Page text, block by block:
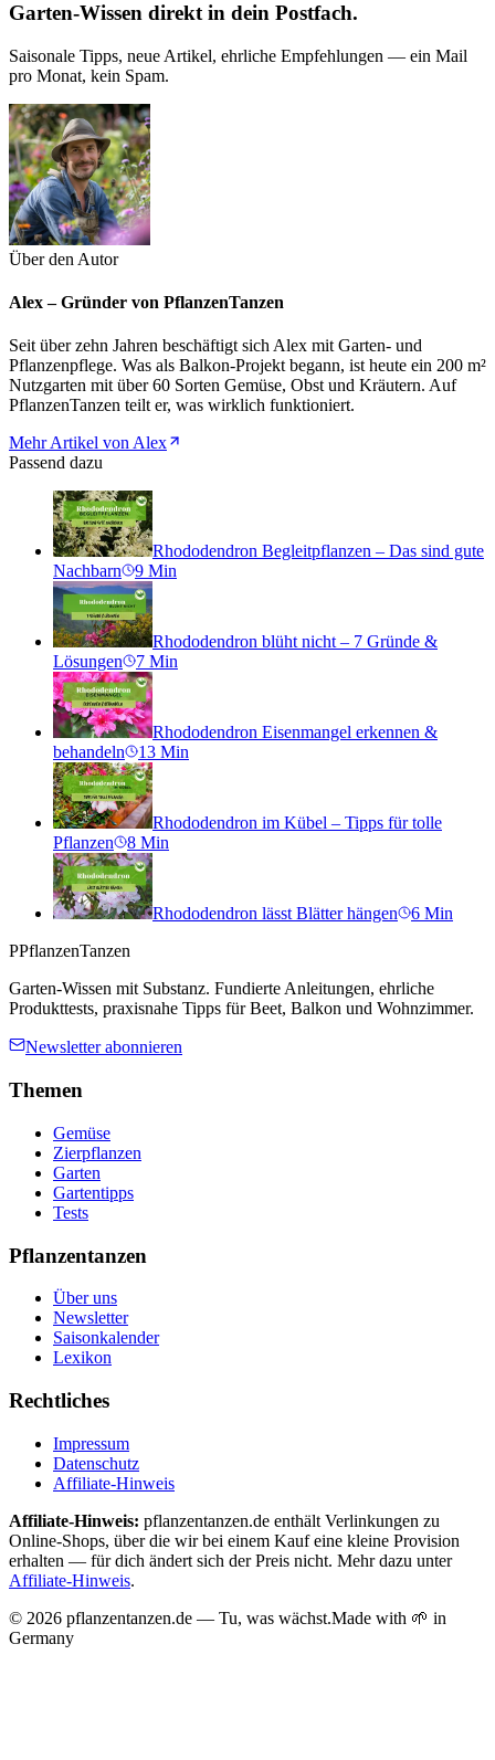
Garten-Wissen direkt in dein Postfach.
Saisonale Tipps, neue Artikel, ehrliche Empfehlungen — ein Mail
pro Monat, kein Spam.
Über den Autor
Alex – Gründer von PflanzenTanzen
Seit über zehn Jahren beschäftigt sich Alex mit Garten- und
Pflanzenpflege. Was als Balkon-Projekt begann, ist heute ein 200 m²
Nutzgarten mit über 60 Sorten Gemüse, Obst und Kräutern. Auf
PflanzenTanzen teilt er, was wirklich funktioniert.
Mehr Artikel von Alex
Passend dazu
Rhododendron Begleitpflanzen – Das sind gute
Nachbarn
9 Min
Rhododendron blüht nicht – 7 Gründe &
Lösungen
7 Min
Rhododendron Eisenmangel erkennen &
behandeln
13 Min
Rhododendron im Kübel – Tipps für tolle
Pflanzen
8 Min
Rhododendron lässt Blätter hängen 6 Min
PPflanzenTanzen
Garten-Wissen mit Substanz. Fundierte Anleitungen, ehrliche
Produkttests, praxisnahe Tipps für Beet, Balkon und Wohnzimmer.
Newsletter abonnieren
Themen
Gemüse
Zierpflanzen
Garten
Gartentipps
Tests
Pflanzentanzen
Über uns
Newsletter
Saisonkalender
Lexikon
Rechtliches
Impressum
Datenschutz
Affiliate-Hinweis
Affiliate-Hinweis: pflanzentanzen.de enthält Verlinkungen zu
Online-Shops, über die wir bei einem Kauf eine kleine Provision
erhalten — für dich ändert sich der Preis nicht. Mehr dazu unter
Affiliate-Hinweis.
© 2026 pflanzentanzen.de — Tu, was wächst.Made with 🌱 in
Germany